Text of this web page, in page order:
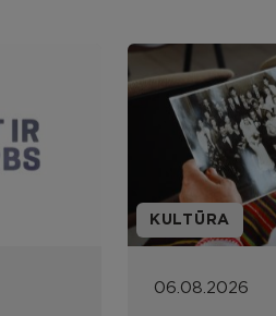
KULTŪRA
06.08.2026